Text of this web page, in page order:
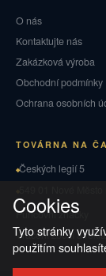
O nás
Kontaktujte nás
Zakázková výroba
Obchodní podmínky
Ochrana osobních
TOVÁRNA NA
Českých legií 5
Puncovní značky
Vrácení zboží a
Cookies
Tyto stránky
použitím